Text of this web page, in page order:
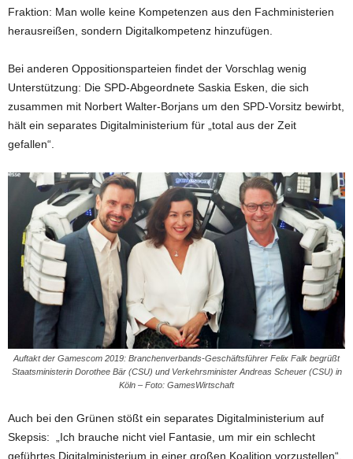
Fraktion: Man wolle keine Kompetenzen aus den Fachministerien
herausreißen, sondern Digitalkompetenz hinzufügen.
Bei anderen Oppositionsparteien findet der Vorschlag wenig
Unterstützung: Die SPD-Abgeordnete Saskia Esken, die sich
zusammen mit Norbert Walter-Borjans um den SPD-Vorsitz bewirbt,
hält ein separates Digitalministerium für „total aus der Zeit
gefallen“.
Auftakt der Gamescom 2019: Branchenverbands-Geschäftsführer Felix Falk begrüßt
Staatsministerin Dorothee Bär (CSU) und Verkehrsminister Andreas Scheuer (CSU) in
Köln – Foto: GamesWirtschaft
Auch bei den Grünen stößt ein separates Digitalministerium auf
Skepsis: „Ich brauche nicht viel Fantasie, um mir ein schlecht
geführtes Digitalministerium in einer großen Koalition vorzustellen“,